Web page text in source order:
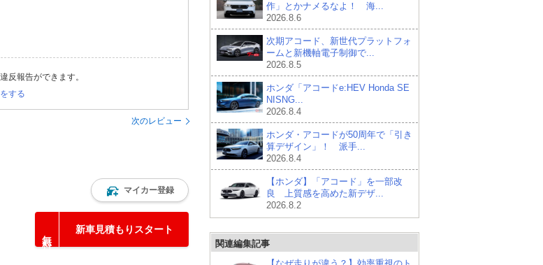
反報告ができます。
する
次のレビュー
マイカー登録
新車見積もりスタート
作」とかナメるなよ！ 海...
2026.8.6
次期アコード、新世代プラットフォ
ームと新機軸電子制御で...
2026.8.5
ホンダ「アコードe:HEV Honda SE
NISNG...
2026.8.4
ホンダ・アコードが50周年で「引き
算デザイン」！ 派手...
2026.8.4
【ホンダ】「アコード」を一部改
良 上質感を高めた新デザ...
2026.8.2
関連編集記事